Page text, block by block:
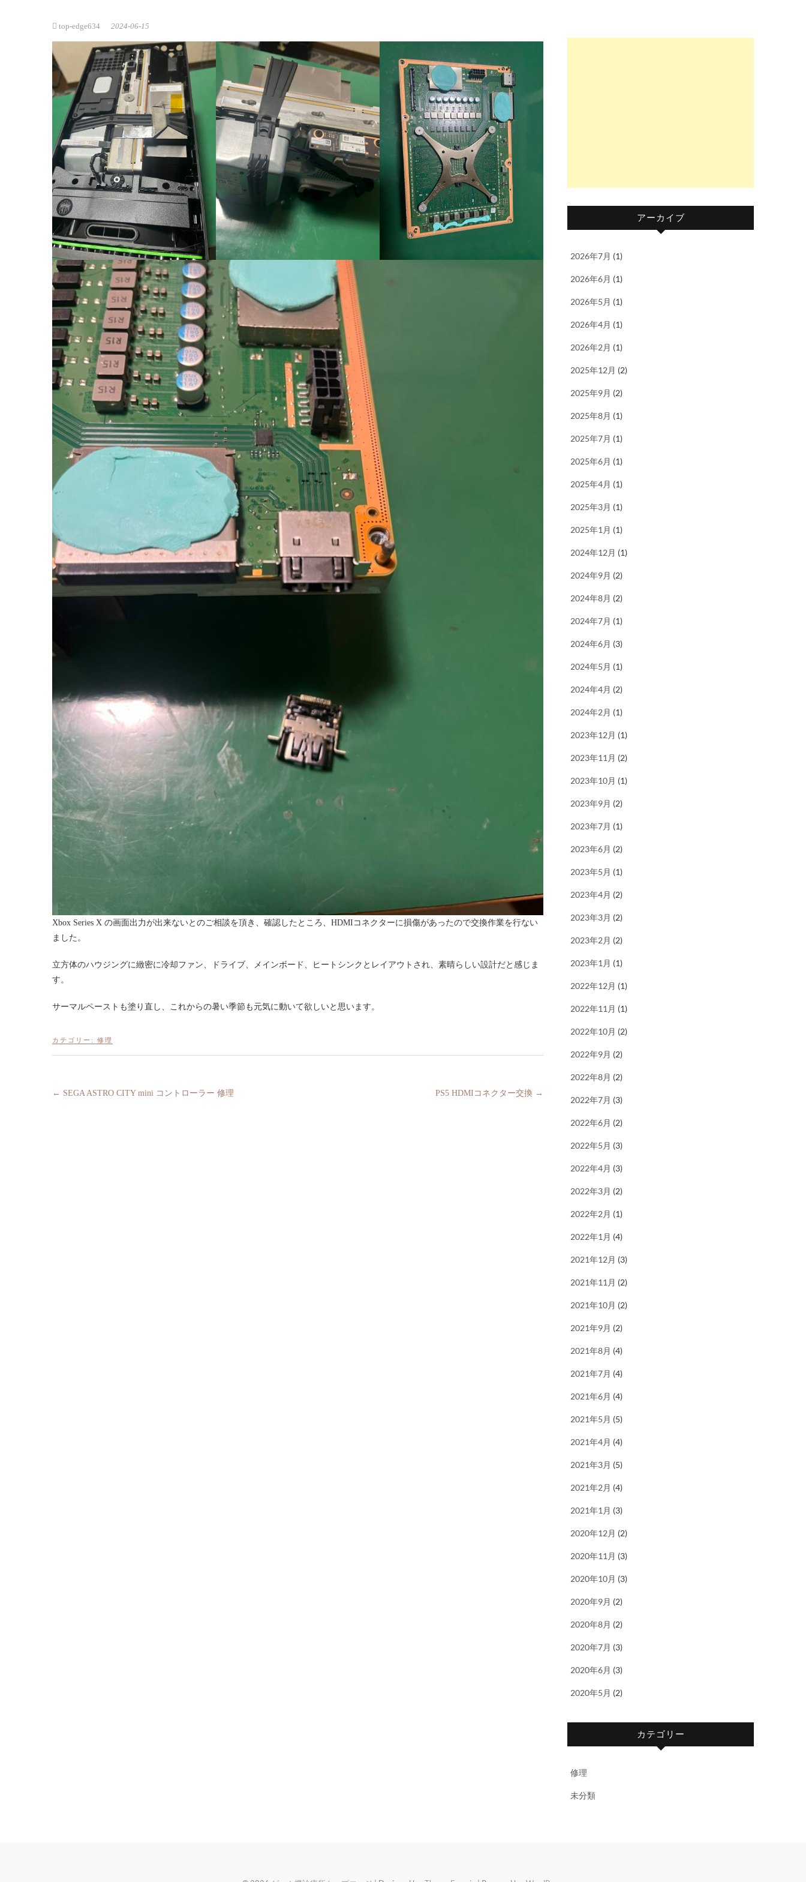
top-edge634 2024-06-15
Xbox Series X の画面出力が出来ないとのご相談を頂き、確認したところ、HDMIコネクターに損傷があったので交換作業を行ない
ました。
立方体のハウジングに緻密に冷却ファン、ドライブ、メインボード、ヒートシンクとレイアウトされ、素晴らしい設計だと感じま
す。
サーマルペーストも塗り直し、これからの暑い季節も元気に動いて欲しいと思います。
カテゴリー: 修理
← SEGA ASTRO CITY mini コントローラー 修理 PS5 HDMIコネクター交換 →
アーカイブ
2026年7月 (1)
2026年6月 (1)
2026年5月 (1)
2026年4月 (1)
2026年2月 (1)
2025年12月 (2)
2025年9月 (2)
2025年8月 (1)
2025年7月 (1)
2025年6月 (1)
2025年4月 (1)
2025年3月 (1)
2025年1月 (1)
2024年12月 (1)
2024年9月 (2)
2024年8月 (2)
2024年7月 (1)
2024年6月 (3)
2024年5月 (1)
2024年4月 (2)
2024年2月 (1)
2023年12月 (1)
2023年11月 (2)
2023年10月 (1)
2023年9月 (2)
2023年7月 (1)
2023年6月 (2)
2023年5月 (1)
2023年4月 (2)
2023年3月 (2)
2023年2月 (2)
2023年1月 (1)
2022年12月 (1)
2022年11月 (1)
2022年10月 (2)
2022年9月 (2)
2022年8月 (2)
2022年7月 (3)
2022年6月 (2)
2022年5月 (3)
2022年4月 (3)
2022年3月 (2)
2022年2月 (1)
2022年1月 (4)
2021年12月 (3)
2021年11月 (2)
2021年10月 (2)
2021年9月 (2)
2021年8月 (4)
2021年7月 (4)
2021年6月 (4)
2021年5月 (5)
2021年4月 (4)
2021年3月 (5)
2021年2月 (4)
2021年1月 (3)
2020年12月 (2)
2020年11月 (3)
2020年10月 (3)
2020年9月 (2)
2020年8月 (2)
2020年7月 (3)
2020年6月 (3)
2020年5月 (2)
カテゴリー
修理
未分類